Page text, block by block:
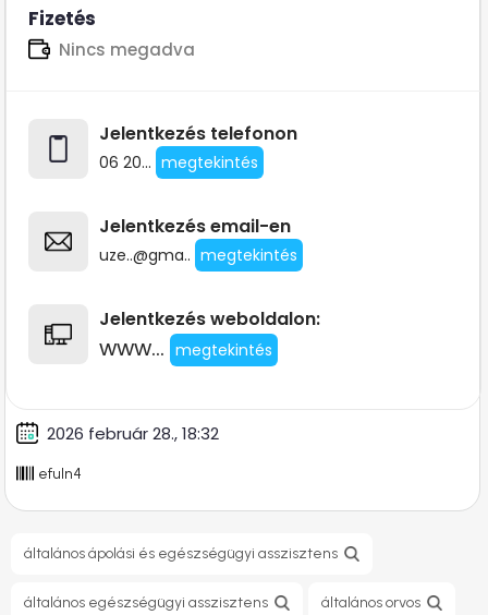
Fizetés
Nincs megadva
Jelentkezés telefonon
06 20... megtekintés
Jelentkezés email-en
uze..@gma.. megtekintés
Jelentkezés weboldalon:
www... megtekintés
2026 február 28., 18:32
efuln4
általános ápolási és egészségügyi asszisztens
általános egészségügyi asszisztens általános orvos